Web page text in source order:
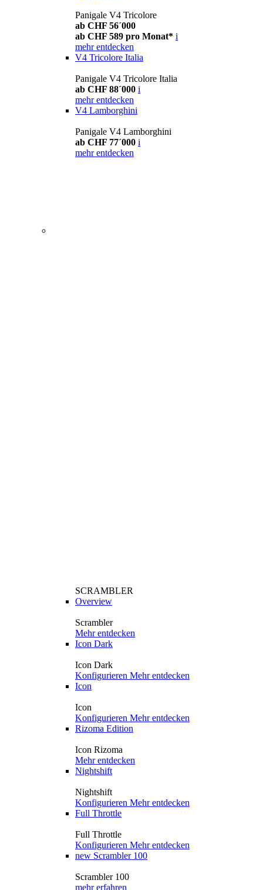
Panigale V4 Tricolore
ab CHF 56´000
ab CHF 589 pro Monat* i
mehr entdecken
V4 Tricolore Italia
Panigale V4 Tricolore Italia
ab CHF 88´000 i
mehr entdecken
V4 Lamborghini
Panigale V4 Lamborghini
ab CHF 77´000 i
mehr entdecken
SCRAMBLER
Overview
Scrambler
Mehr entdecken
Icon Dark
Icon Dark
Konfigurieren Mehr entdecken
Icon
Icon
Konfigurieren Mehr entdecken
Rizoma Edition
Icon Rizoma
Mehr entdecken
Nightshift
Nightshift
Konfigurieren Mehr entdecken
Full Throttle
Full Throttle
Konfigurieren Mehr entdecken
new Scrambler 100
Scrambler 100
mehr erfahren